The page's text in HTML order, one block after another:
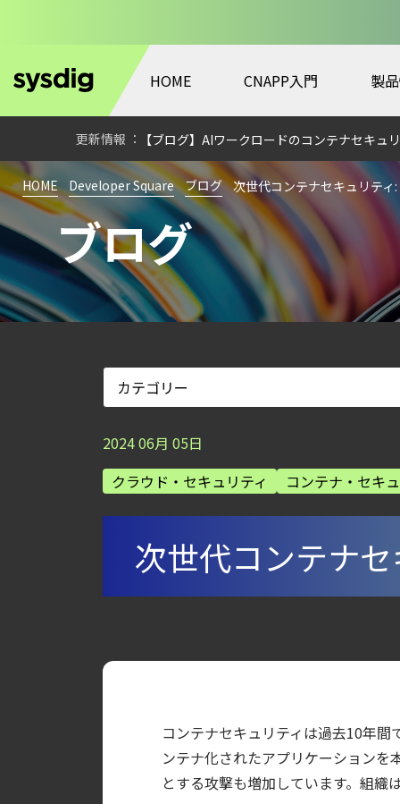
HOME CNAPP入門 製
【ブログ】CTEMとは何か｜攻撃者視点で
【ブログ】セキュリティ運用の効率化を実
【ブログ】AIワークロードのコンテナセキュ
【ブログ】セキュリティブリーフィング：2026
【ブログ】AWS/GCP 標準ツールでは守れな
【お知らせ】ブログを更新しました
【ブログ】JADEPUFFER の進化：エージェ
【ブログ】サーバ・コンテナの統合セキュ
検知イベント取り扱いの課題と解消策
【ブログ】CNAPP選定ガイド｜計画フェーズ
【ブログ】コンテナセキュリティとは？クラ
【ブログ】CSPMとは？クラウド構成ミスを
【お知らせ】ブログを更新しました
【ブログ】CTEMとは何か｜攻撃者視点でク
【ブログ】セキュリティ運用の効率化を実現
【ブログ】AIワークロードのコンテナセキュ
【ブログ】サーバ・コンテナの統合セキュ
検知イベント取り扱いの課題と解消策
【ブログ】CWPP（Cloud Workload
ブログ
HOME Developer Square ブログ 次世代コンテナセキュリテ
202406月 05日
クラウド・セキュリティ
コンテナ・セキ
次世代コンテナ
コンテナセキュリティは過去10年
ンテナ化されたアプリケーションを
とする攻撃も増加しています。組織